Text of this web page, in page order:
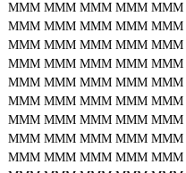
MMM MMM MMM MMM MMM
MMM MMM MMM MMM MMM
MMM MMM MMM MMM MMM
MMM MMM MMM MMM MMM
MMM MMM MMM MMM MMM
MMM MMM MMM MMM MMM
MMM MMM MMM MMM MMM
MMM MMM MMM MMM MMM
MMM MMM MMM MMM MMM